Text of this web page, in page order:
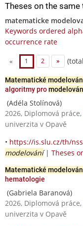
Theses on the
matematicke
Keywords ordered
occurrence rate
« 1 2 »
Matematické
algoritmy pro
(Adéla Stolínová)
2026, Diplomová práce,
univerzita v Opavě
• https://is.slu.cz/th/
modelování| Theses
Matematické
hematologie
(Gabriela Baranová)
2026, Diplomová práce,
univerzita v Opavě